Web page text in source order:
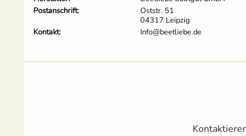
Postanschrift:
Oststr. 51
04317 Leipzig
Kontakt:
Info@beetliebe.de